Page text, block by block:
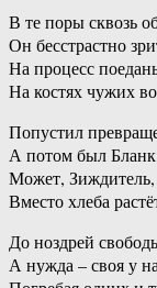
В те поры сквозь
Он бесстрастно
На процесс
На костях чужих
Попустил
А потом был
Может, Зиждитель,
Вместо хлеба
До ноздрей
А нужда – своя у